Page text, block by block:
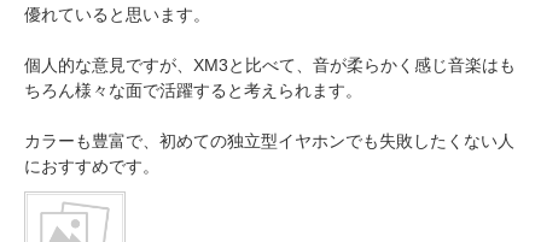
優れていると思います。
個人的な意見ですが、XM3と比べて、音が柔らかく感じ音楽はも
ちろん様々な面で活躍すると考えられます。
カラーも豊富で、初めての独立型イヤホンでも失敗したくない人
におすすめです。